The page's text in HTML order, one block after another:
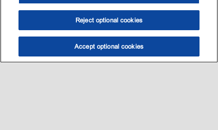
选油助手 查找门店
Reject optional cookies
Accept optional cookies